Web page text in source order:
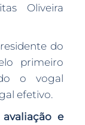
Oliveira
do
primeiro
o vogal
efetivo.
e